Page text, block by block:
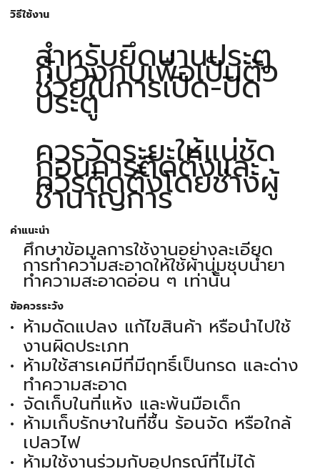
วิธีใช้งาน
สำหรับยึดบานประตู
กับวงกบเพื่อเป็นตัว
ช่วยในการเปิด-ปิด
ประตู
ควรวัดระยะให้แน่ชัด
ก่อนการติดตั้งและ
ควรติดตั้งโดยช่างผู้
ชำนาญการ
คำแนะนำ
ศึกษาข้อมูลการใช้งานอย่างละเอียด
การทำความสะอาดให้ใช้ผ้านุ่มชุบน้ำยา
ทำความสะอาดอ่อน ๆ เท่านั้น
ข้อควรระวัง
ห้ามดัดแปลง แก้ไขสินค้า หรือนำไปใช้
งานผิดประเภท
ห้ามใช้สารเคมีที่มีฤทธิ์เป็นกรด และด่าง
ทำความสะอาด
จัดเก็บในที่แห้ง และพ้นมือเด็ก
ห้ามเก็บรักษาในที่ชื้น ร้อนจัด หรือใกล้
เปลวไฟ
ห้ามใช้งานร่วมกับอุปกรณ์ที่ไม่ได้